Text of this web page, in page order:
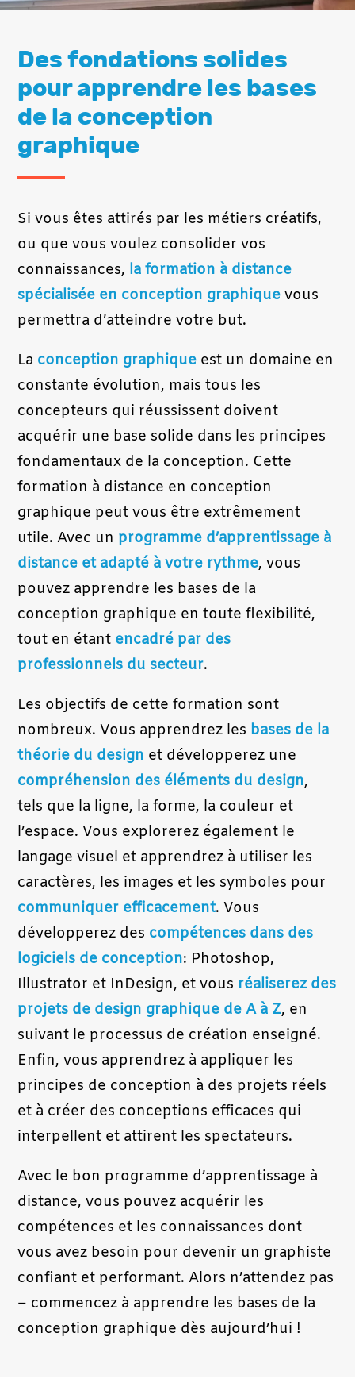
Des fondations solides
pour apprendre les bases
de la conception
graphique
Si vous êtes attirés par les métiers créatifs,
ou que vous voulez consolider vos
connaissances, la formation à distance
spécialisée en conception graphique vous
permettra d’atteindre votre but.
La conception graphique est un domaine en
constante évolution, mais tous les
concepteurs qui réussissent doivent
acquérir une base solide dans les principes
fondamentaux de la conception. Cette
formation à distance en conception
graphique peut vous être extrêmement
utile. Avec un programme d’apprentissage à
distance et adapté à votre rythme, vous
pouvez apprendre les bases de la
conception graphique en toute flexibilité,
tout en étant encadré par des
professionnels du secteur.
Les objectifs de cette formation sont
nombreux. Vous apprendrez les bases de la
théorie du design et développerez une
compréhension des éléments du design,
tels que la ligne, la forme, la couleur et
l’espace. Vous explorerez également le
langage visuel et apprendrez à utiliser les
caractères, les images et les symboles pour
communiquer efficacement. Vous
développerez des compétences dans des
logiciels de conception: Photoshop,
Illustrator et InDesign, et vous réaliserez des
projets de design graphique de A à Z, en
suivant le processus de création enseigné.
Enfin, vous apprendrez à appliquer les
principes de conception à des projets réels
et à créer des conceptions efficaces qui
interpellent et attirent les spectateurs.
Avec le bon programme d’apprentissage à
distance, vous pouvez acquérir les
compétences et les connaissances dont
vous avez besoin pour devenir un graphiste
confiant et performant. Alors n’attendez pas
– commencez à apprendre les bases de la
conception graphique dès aujourd’hui !